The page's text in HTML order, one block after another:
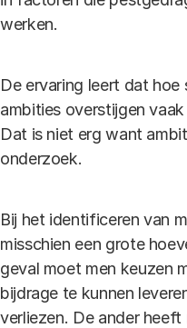
werken.
De ervaring leert dat
ambities overstijgen
Dat is niet erg want
onderzoek.
Bij het identificeren van
misschien een grote
geval moet men keuzen
bijdrage te kunnen
verliezen. De ander